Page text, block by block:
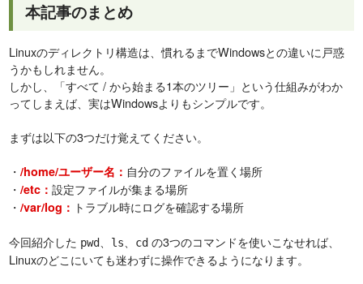
本記事のまとめ
Linuxのディレクトリ構造は、慣れるまでWindowsとの違いに戸惑
うかもしれません。
しかし、「すべて / から始まる1本のツリー」という仕組みがわか
ってしまえば、実はWindowsよりもシンプルです。
まずは以下の3つだけ覚えてください。
・/home/ユーザー名： 自分のファイルを置く場所
・/etc：設定ファイルが集まる場所
・/var/log： トラブル時にログを確認する場所
今回紹介した pwd ls cd の3つのコマンドを使いこなせれば、
Linuxのどこにいても迷わずに操作できるようになります。